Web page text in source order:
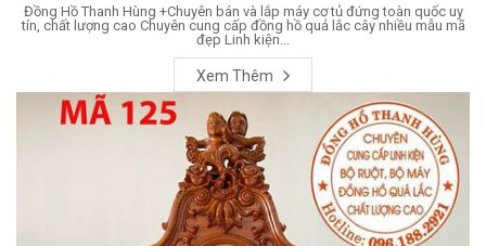
Đồng Hồ Thanh Hùng +Chuyên bán và lắp máy cơ tủ đứng toàn quốc uy
tín, chất lượng cao Chuyên cung cấp đồng hồ quả lắc cây nhiều mẫu mã
đẹp Linh kiện...
Xem Thêm